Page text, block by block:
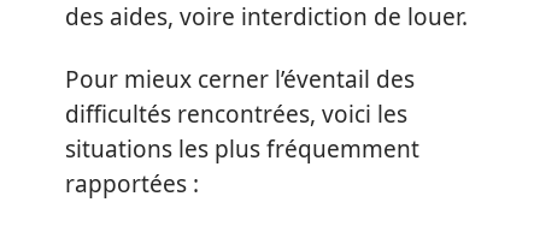
des aides, voire interdiction de louer.
Pour mieux cerner l’éventail des
difficultés rencontrées, voici les
situations les plus fréquemment
rapportées :